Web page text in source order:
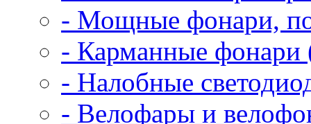
- Мощные фонари,
- Карманные фонари
- Налобные
- Велофары и